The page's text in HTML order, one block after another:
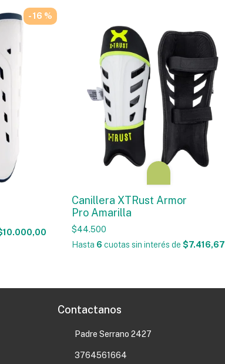
- 16 %
Canillera XTRust Armor
Pro Amarilla
$44.500
Hasta 6 cuotas sin interés de $7.416,67
Contactanos
Padre Serrano 2427
3764561664